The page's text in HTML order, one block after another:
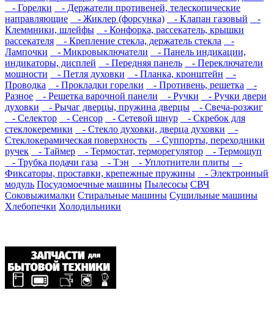
- Горелки
- Держатели противеней, телескопические
направляющие
- Жиклер (форсунка) - Клапан газовый
-
Клеммники, шлейфы
- Конфорка, рассекатель, крышки
рассекателя
- Крепление стекла, держатель стекла
-
Лампочки
- Микровыключатели
- Панель индикации,
индикаторы, дисплей
- Передняя панель
- Переключатели
мощности
- Петля духовки - Планка, кронштейн
-
Проводка
- Прокладки горелки - Противень, решетка
-
Разное
- Решетка варочной панели - Ручки
- Ручки двери
духовки
- Рычаг дверцы, пружина дверцы
- Свеча-розжиг
- Селектор
- Сенсор - Сетевой шнур
- Скребок для
стеклокеремики
- Стекло духовки, дверца духовки
-
Стеклокерамическая поверхность
- Суппорты, переходники
ручек
- Таймер - Термостат, терморегулятор
- Термощуп
- Трубка подачи газа
- Тэн - Уплотнители плиты
-
Фиксаторы, проставки, крепежные пружины
- Электронный
модуль Посудомоечные машины Пылесосы СВЧ
Соковыжималки Стиральные машины Сушильные машины
Хлебопечки Холодильники